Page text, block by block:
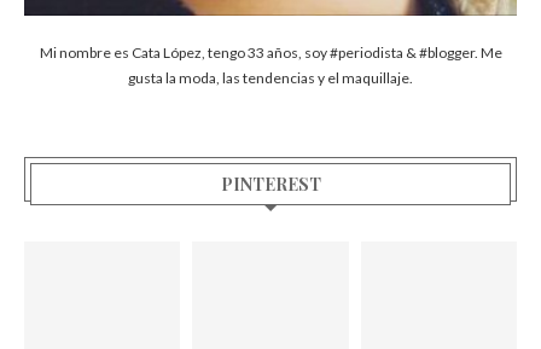
Mi nombre es Cata López, tengo 33 años, soy #periodista & #blogger. Me
gusta la moda, las tendencias y el maquillaje.
PINTEREST